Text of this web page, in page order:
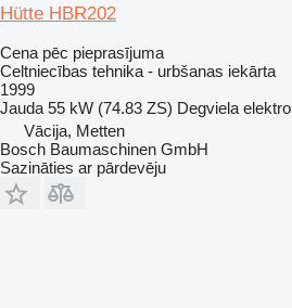
Hütte HBR202
Cena pēc pieprasījuma
Celtniecības tehnika - urbšanas iekārta
1999
Jauda 55 kW (74.83 ZS) Degviela elektro
Vācija, Metten
Bosch Baumaschinen GmbH
Sazināties ar pārdevēju